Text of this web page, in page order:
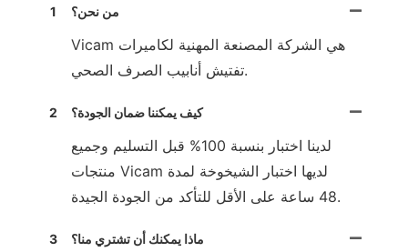
1 من نحن؟
Vicam هي الشركة المصنعة المهنية لكاميرات
تفتيش أنابيب الصرف الصحي.
2 كيف يمكننا ضمان الجودة؟
لدينا اختبار بنسبة 100% قبل التسليم وجميع
منتجات Vicam لديها اختبار الشيخوخة لمدة
48 ساعة على الأقل للتأكد من الجودة الجيدة.
3 ماذا يمكنك أن تشتري منا؟